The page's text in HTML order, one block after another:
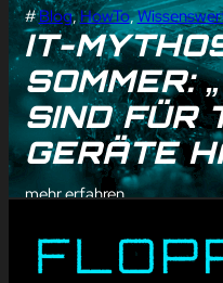
#Blog, HowTo,
IT-
SOMMER:
SIND FÜR
GERÄTE
mehr erfahren